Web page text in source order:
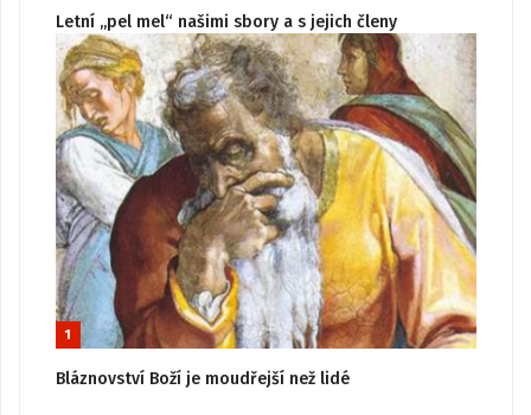
Letní „pel mel“ našimi sbory a s jejich členy
1
Bláznovství Boží je moudřejší než lidé